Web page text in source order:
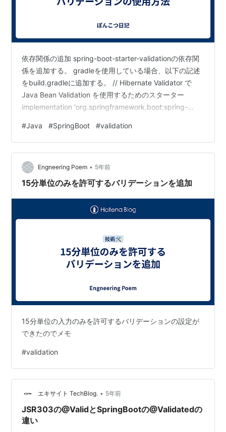
依存関係の追加 spring-boot-starter-validationの依存関
係を追加する。 gradleを使用している場合、以下の記述
をbuild.gradleに追加する。 // Hibernate Validator で
Java Bean Validation を使用するためのスターター
implementation 'org.springframework.boot:spring-
ションをしたいフィールドにアノテーションを付与す
る。 4つのフィールドに下表のような入力チェックを適
用するためにアノテーシ…
#Java #SpringBoot #validation
Engneering Poem • 5年前
15分単位のみを許可するバリデーションを追加
15分単位の入力のみを許可するバリデーションの設定が
できたのでメモ
#validation
エキサイト TechBlog. • 5年前
JSR303の@ValidとSpringBootの@Validatedの
違い